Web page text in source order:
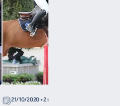
21/10/2020• 2 min